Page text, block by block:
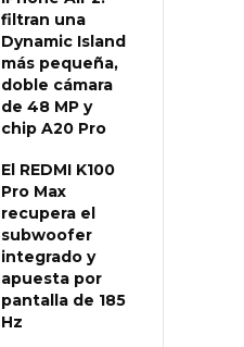
filtran una
Dynamic Island
más pequeña,
doble cámara
de 48 MP y
chip A20 Pro
El REDMI K100
Pro Max
recupera el
subwoofer
integrado y
apuesta por
pantalla de 185
Hz